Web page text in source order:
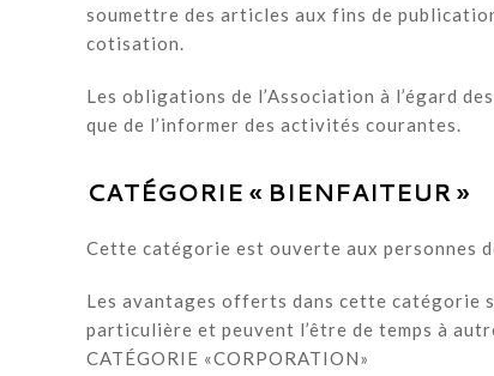
soumettre des articles aux fins de
cotisation.
Les obligations de l’Association à l’égard
que de l’informer des activités courantes.
CATÉGORIE « BIENFAITEUR »
Cette catégorie est ouverte aux personnes
Les avantages offerts dans cette catégorie
particulière et peuvent l’être de temps à
CATÉGORIE «CORPORATION»